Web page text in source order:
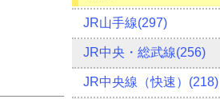
JR山手線(297)
JR中央・総武線(256)
JR中央線（快速）(218)